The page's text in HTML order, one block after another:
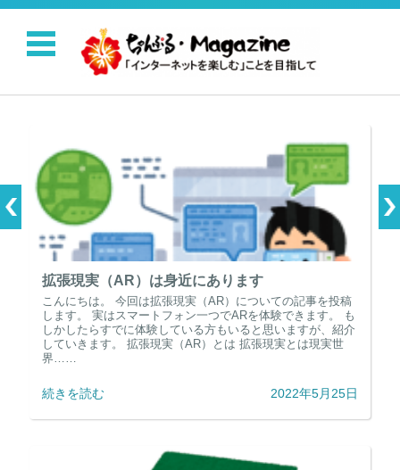
コンテンツに移動
拡張現実（AR）は身近にあります
こんにちは。 今回は拡張現実（AR）についての記事を投稿
します。 実はスマートフォン一つでARを体験できます。 も
しかしたらすでに体験している方もいると思いますが、紹介
していきます。 拡張現実（AR）とは 拡張現実とは現実世
界……
続きを読む 2022年5月25日